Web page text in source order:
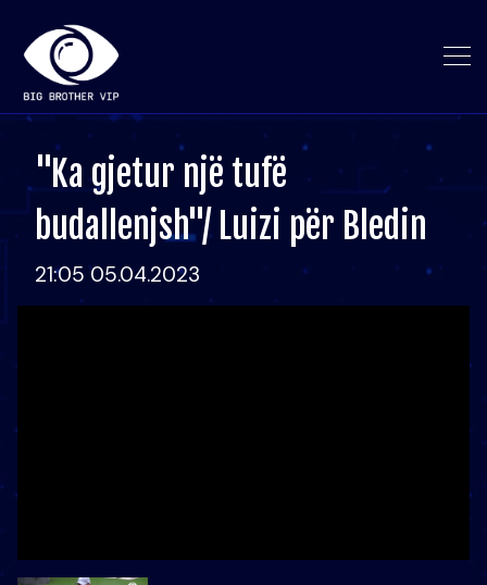
"Ka gjetur një tufë
budallenjsh"/ Luizi për Bledin
21:05 05.04.2023